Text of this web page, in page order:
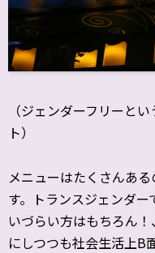
（ジェンダーフリーと
ト）
メニューはたくさんあ
す。トランスジェンダ
いづらい方はもちろん
にしつつも社会生活上B